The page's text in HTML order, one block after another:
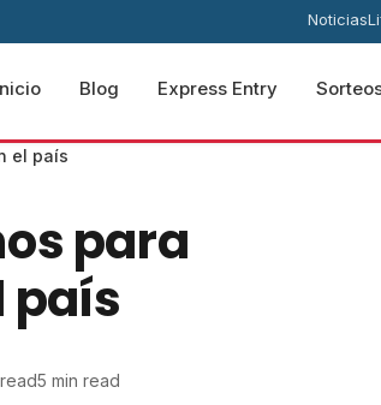
Noticias
Blog Express Entry
el país
para
país
5 min read